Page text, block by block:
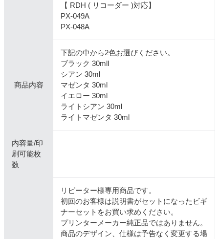
【 RDH ( リコーダー )対応】
PX-049A
PX-048A
商品内容
下記の中から2色お選びください。
ブラック 30mll
シアン 30ml
マゼンタ 30ml
イエロー 30ml
ライトシアン 30ml
ライトマゼンタ 30ml
内容量/印
刷可能枚
数
リピーター様専用商品です。
初回のお客様は説明書がセットになったビギ
ナーセットをお買い求めください。
プリンターメーカー純正品ではありません。
商品のデザイン、仕様は予告なく変更する場